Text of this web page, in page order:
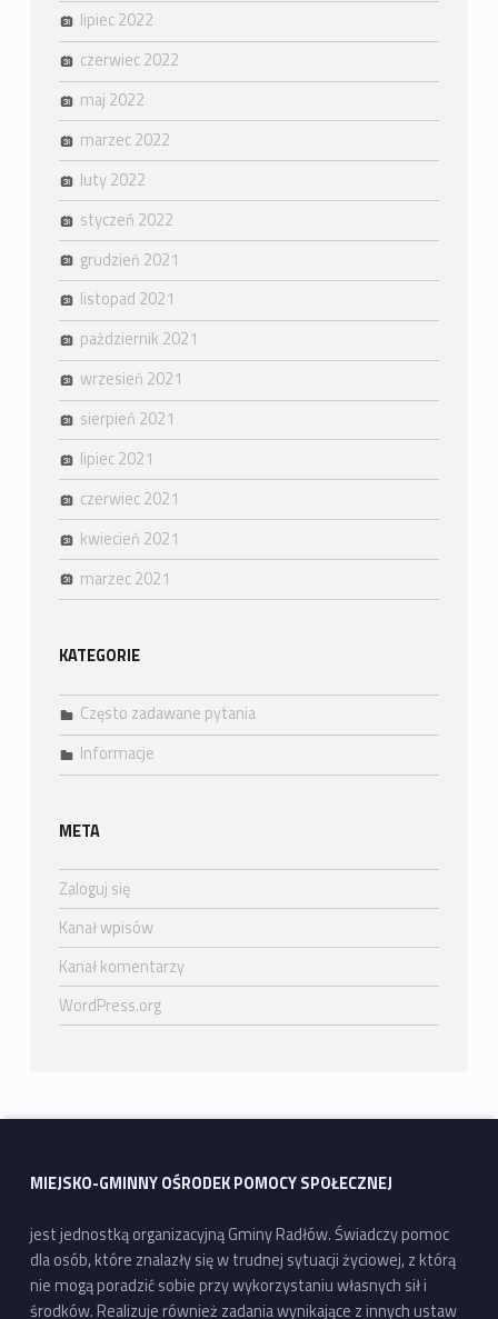
lipiec 2022
czerwiec 2022
maj 2022
marzec 2022
luty 2022
styczeń 2022
grudzień 2021
listopad 2021
październik 2021
wrzesień 2021
sierpień 2021
lipiec 2021
czerwiec 2021
kwiecień 2021
marzec 2021
KATEGORIE
Często zadawane pytania
Informacje
META
Zaloguj się
Kanał wpisów
Kanał komentarzy
WordPress.org
MIEJSKO-GMINNY OŚRODEK POMOCY SPOŁECZNEJ
jest jednostką organizacyjną Gminy Radłów. Świadczy pomoc
dla osób, które znalazły się w trudnej sytuacji życiowej, z którą
nie mogą poradzić sobie przy wykorzystaniu własnych sił i
środków. Realizuje również zadania wynikające z innych ustaw